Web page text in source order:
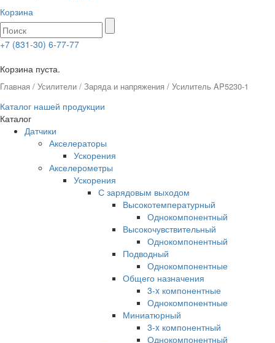
Корзина
+7 (831-30) 6-77-77
Корзина пуста.
Главная / Усилители / Заряда и напряжения / Усилитель AP5230-1
Каталог нашей продукции
Каталог
Датчики
Акселераторы
Ускорения
Акселерометры
Ускорения
С зарядовым выходом
Высокотемпературный
Однокомпонентный
Высокочувствительный
Однокомпонентный
Подводный
Однокомпонентные
Общего назначения
3-x компонентные
Однокомпонентные
Миниатюрный
3-x компонентный
Однокомпонентный